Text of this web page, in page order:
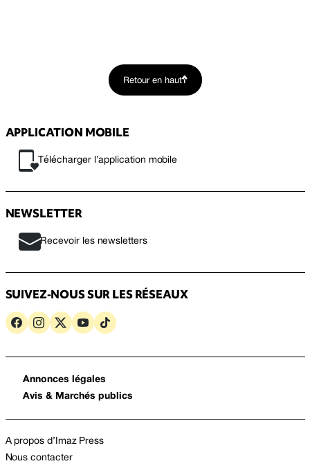
Retour en haut
APPLICATION MOBILE
Télécharger l’application mobile
NEWSLETTER
Recevoir les newsletters
SUIVEZ-NOUS SUR LES RÉSEAUX
Annonces légales
Avis & Marchés publics
A propos d’Imaz Press
Nous contacter